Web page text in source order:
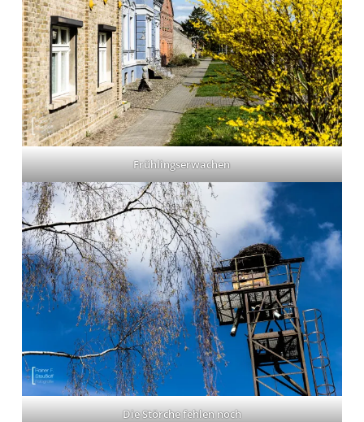
Frühlingserwachen
Die Störche fehlen noch